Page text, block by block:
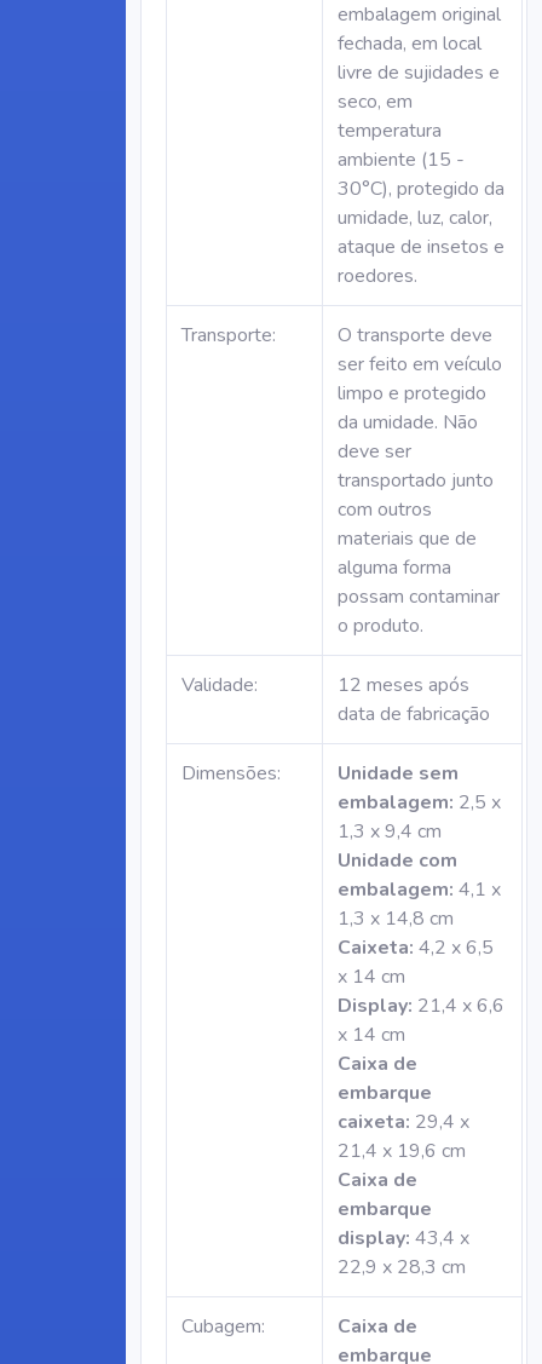
embalagem original
fechada, em local
livre de sujidades e
seco, em
temperatura
ambiente (15 -
30°C), protegido da
umidade, luz, calor,
ataque de insetos e
roedores.
Transporte:
O transporte deve
ser feito em veículo
limpo e protegido
da umidade. Não
deve ser
transportado junto
com outros
materiais que de
alguma forma
possam contaminar
o produto.
Validade:
12 meses após
data de fabricação
Dimensões:
Unidade sem
embalagem: 2,5 x
1,3 x 9,4 cm
Unidade com
embalagem: 4,1 x
1,3 x 14,8 cm
Caixeta: 4,2 x 6,5
x 14 cm
Display: 21,4 x 6,6
x 14 cm
Caixa de
embarque
caixeta: 29,4 x
21,4 x 19,6 cm
Caixa de
embarque
display: 43,4 x
22,9 x 28,3 cm
Cubagem:
Caixa de
embarque